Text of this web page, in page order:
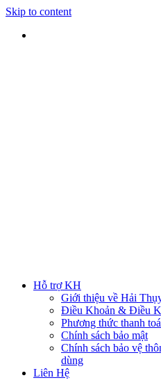
Skip to content
Hỗ trợ KH
Giới thiệu về Hải
Điều Khoản & Điều
Phương thức thanh
Chính sách bảo mật
Chính sách bảo vệ
dùng
Liên Hệ